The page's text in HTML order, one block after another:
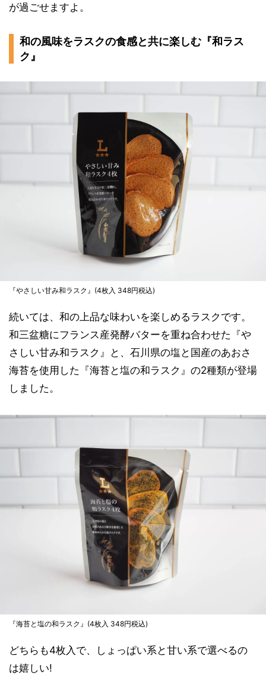
が過ごせますよ。
和の風味をラスクの食感と共に楽しむ『和ラス
ク』
『やさしい甘み和ラスク』(4枚入 348円税込)
続いては、和の上品な味わいを楽しめるラスクです。
和三盆糖にフランス産発酵バターを重ね合わせた『や
さしい甘み和ラスク』と、石川県の塩と国産のあおさ
海苔を使用した『海苔と塩の和ラスク』の2種類が登場
しました。
『海苔と塩の和ラスク』(4枚入 348円税込)
どちらも4枚入で、しょっぱい系と甘い系で選べるの
は嬉しい!